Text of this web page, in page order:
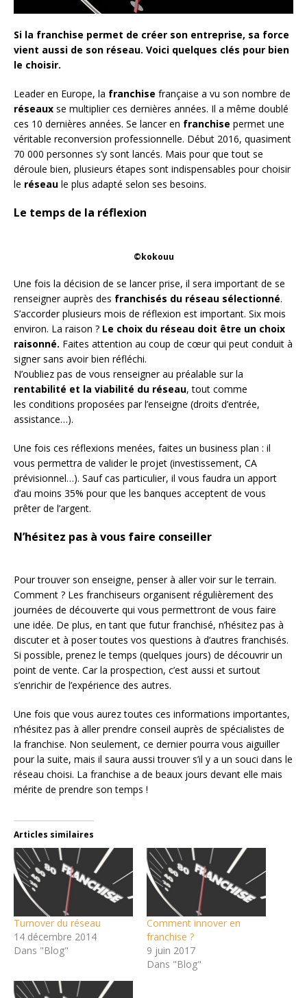
Si la franchise permet de créer son entreprise, sa force
vient aussi de son réseau. Voici quelques clés pour bien
le choisir.
Leader en Europe, la franchise française a vu son nombre de
réseaux se multiplier ces dernières années. Il a même doublé
ces 10 dernières années. Se lancer en franchise permet une
véritable reconversion professionnelle. Début 2016, quasiment
70 000 personnes s’y sont lancés. Mais pour que tout se
déroule bien, plusieurs étapes sont indispensables pour choisir
le réseau le plus adapté selon ses besoins.
Le temps de la réflexion
©kokouu
Une fois la décision de se lancer prise, il sera important de se
renseigner auprès des franchisés du réseau sélectionné.
S’accorder plusieurs mois de réflexion est important. Six mois
environ. La raison ? Le choix du réseau doit être un choix
raisonné. Faites attention au coup de cœur qui peut conduit à
signer sans avoir bien réfléchi.
N’oubliez pas de vous renseigner au préalable sur la
rentabilité et la viabilité du réseau, tout comme
les conditions proposées par l’enseigne (droits d’entrée,
assistance…).
Une fois ces réflexions menées, faites un business plan : il
vous permettra de valider le projet (investissement, CA
prévisionnel…). Sauf cas particulier, il vous faudra un apport
d’au moins 35% pour que les banques acceptent de vous
prêter de l’argent.
N’hésitez pas à vous faire conseiller
Pour trouver son enseigne, penser à aller voir sur le terrain.
Comment ? Les franchiseurs organisent régulièrement des
journées de découverte qui vous permettront de vous faire
une idée. De plus, en tant que futur franchisé, n’hésitez pas à
discuter et à poser toutes vos questions à d’autres franchisés.
Si possible, prenez le temps (quelques jours) de découvrir un
point de vente. Car la prospection, c’est aussi et surtout
s’enrichir de l’expérience des autres.
Une fois que vous aurez toutes ces informations importantes,
n’hésitez pas à aller prendre conseil auprès de spécialistes de
la franchise. Non seulement, ce dernier pourra vous aiguiller
pour la suite, mais il saura aussi trouver s’il y a un souci dans le
réseau choisi. La franchise a de beaux jours devant elle mais
mérite de prendre son temps !
Articles similaires
Turnover du réseau
14 décembre 2014
Dans "Blog"
Comment innover en
franchise ?
9 juin 2017
Dans "Blog"